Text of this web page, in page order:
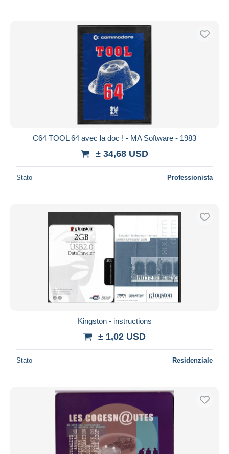
C64 TOOL 64 avec la doc ! - MA Software - 1983
± 34,68 USD
Stato Professionista
Kingston - instructions
± 1,02 USD
Stato Residenziale